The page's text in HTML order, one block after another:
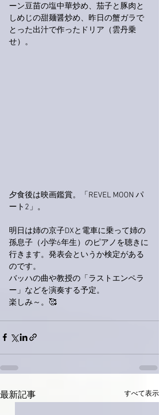
ーン豆苗の塩中華炒め、茄子と豚肉と
しめじの甜麺醤炒め、昨日の蟹ガラで
とった出汁で作ったドリア（雲丹乗
せ）。
夕食後は映画鑑賞。「REVEL MOON パ
ート2」。
明日は姉の京子DXと電車に乗って姉の
孫息子（小学6年生）のピアノを聴きに
行きます。発表会というか検定がある
のです。
バッハの曲や教授の「ラストエンペラ
ー」などを演奏する予定。
楽しみ～。🥰
最新記事 すべて表示